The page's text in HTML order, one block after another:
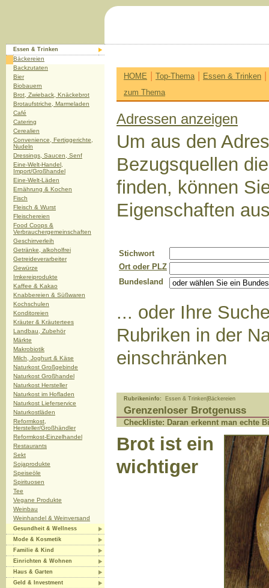
Essen & Trinken
Bäckereien
Backzutaten
Bier
Biobauern
Brot, Zwieback, Knäckebrot
Brotaufstriche, Marmeladen
Café
Catering
Cerealien
Convenience, Fertiggerichte,
Nudeln
Dressings, Saucen, Senf
Eine-Welt-Handel,
Import/Großhandel
Eine-Welt-Läden
Ernährung & Kochen
Fisch
Fleisch & Wurst
Fleischereien
Food Coops &
Verbrauchergemeinschaften
Geschirrverleih
Getränke, alkoholfrei
Getreideverarbeiter
Gewürze
Imkereiprodukte
Kaffee & Kakao
Knabbereien & Süßwaren
Kochschulen
Konditoreien
Kräuter & Kräutertees
Landbau, Zubehör
Märkte
Makrobiotik
Milch, Joghurt & Käse
Naturkost Großgebinde
Naturkost Großhandel
Naturkost Hersteller
Naturkost im Hofladen
Naturkost Lieferservice
Naturkostläden
Reformkost,
Hersteller/Großhändler
Reformkost-Einzelhandel
Restaurants
Sekt
Sojaprodukte
Speiseöle
Spirituosen
Tee
Vegane Produkte
Weinbau
Weinhandel & Weinversand
Gesundheit & Wellness
Mode & Kosmetik
Familie & Kind
Einrichten & Wohnen
Haus & Garten
Geld & Investment
HOME | Top-Thema| Essen & Trinken |
zum Thema
Adressen anzeigen
Um aus den
Bezugsquellen
finden, können
Eigenschaften
Stichwort
Ort oder PLZ
Bundesland
... oder Ihre
Rubriken in der
einschränken
Rubrikeninfo: Essen & Trinken|Bäckereien
Grenzenloser Brotgenuss
Checkliste: Daran erkennt man echte
Brot ist ein
wichtiger